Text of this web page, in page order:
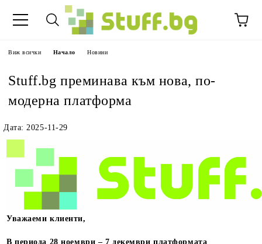
Виж всички Начало Новини
Stuff.bg преминава към нова, по-
модерна платформа
Дата: 2025-11-29
Уважаеми клиенти,
В периода 28 ноември – 7 декември платформата